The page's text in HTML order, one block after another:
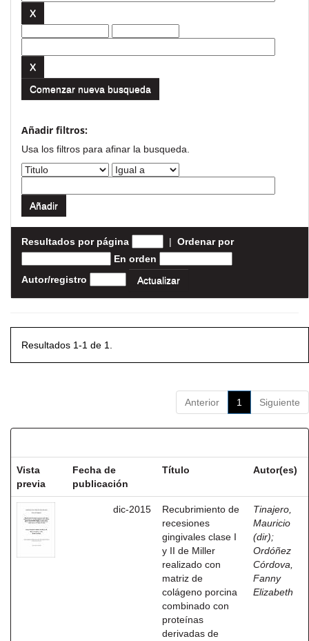
Comenzar nueva busqueda
Añadir filtros:
Usa los filtros para afinar la busqueda.
Resultados por página | Ordenar por
En orden
Autor/registro
Resultados 1-1 de 1.
Anterior 1 Siguiente
Vista
previa
Fecha de
publicación
Título Autor(es)
dic-2015
Recubrimiento de
recesiones
gingivales clase I
y II de Miller
realizado con
matriz de
colágeno porcina
combinado con
proteínas
derivadas de
Tinajero,
Mauricio
(dir);
Ordóñez
Córdova,
Fanny
Elizabeth